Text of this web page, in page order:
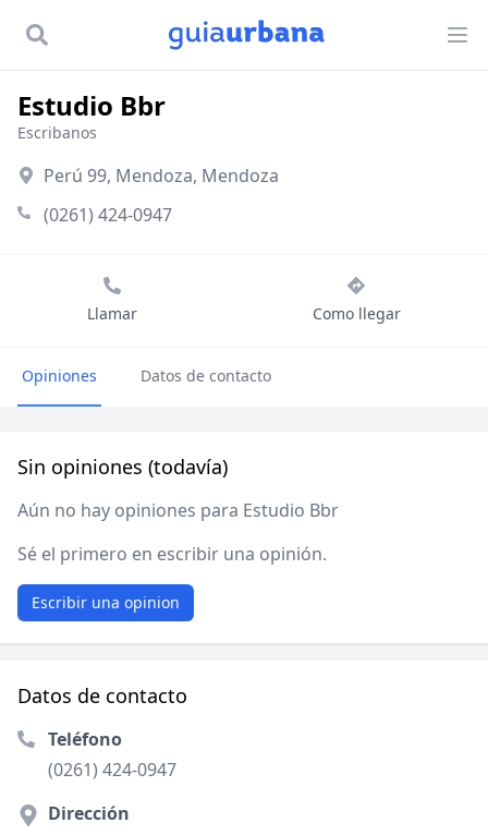
Estudio Bbr
Escribanos
Perú 99, Mendoza, Mendoza
(0261) 424-0947
Llamar Como llegar
Opiniones Datos de contacto
Sin opiniones (todavía)
Aún no hay opiniones para Estudio Bbr
Sé el primero en escribir una opinión.
Escribir una opinion
Datos de contacto
Teléfono
(0261) 424-0947
Dirección